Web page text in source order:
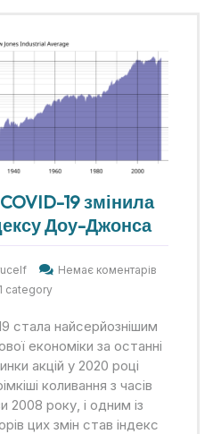
19 змінила
Доу-Джонса
Немає коментарів
1 category
стала найсерйознішим
економіки за останні
акцій у 2020 році
коливання з часів
2008 року, і одним із
цих змін став індекс